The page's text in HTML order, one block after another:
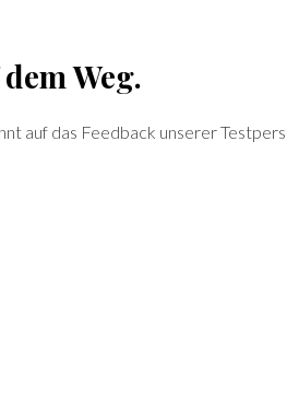
Weg.
auf das Feedback unserer